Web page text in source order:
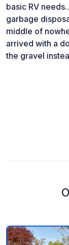
basic RV
garbage
middle of
arrived with a
the gravel